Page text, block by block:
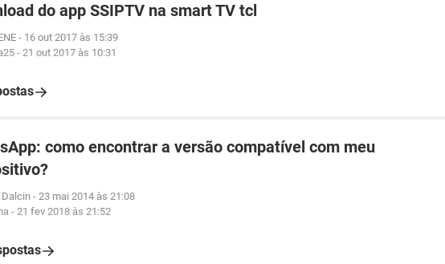
do app SSIPTV na smart TV tcl
- 16 out 2017 às 15:39
- 21 out 2017 às 10:31
como encontrar a versão compatível com meu
Dalcin - 23 mai 2014 às 21:08
- 21 fev 2018 às 21:52